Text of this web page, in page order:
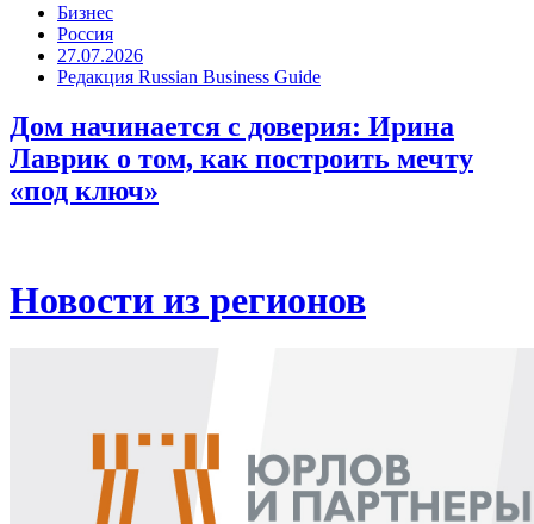
Бизнес
Россия
27.07.2026
Редакция Russian Business Guide
Дом начинается с доверия: Ирина
Лаврик о том, как построить мечту
«под ключ»
Новости из регионов